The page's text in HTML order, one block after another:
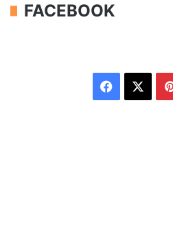
FACEBOOK
Facebook